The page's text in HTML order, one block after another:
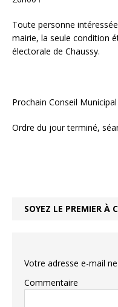
Toute personne
mairie, la seule condition
électorale de Chaussy.
Prochain Conseil
Ordre du jour terminé,
SOYEZ LE PREMIER À
Votre adresse e-mail
Commentaire